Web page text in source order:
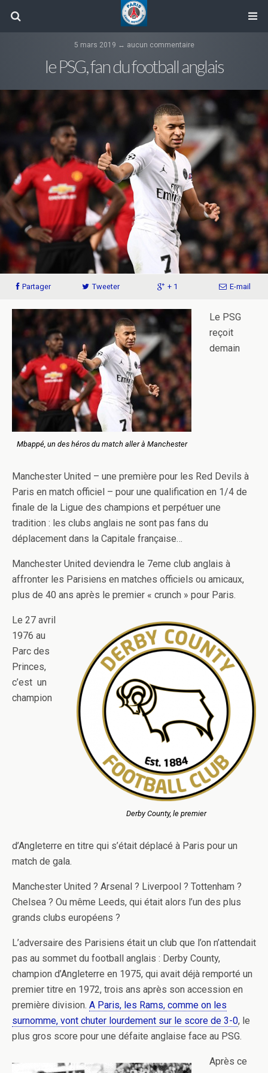
5 mars 2019 ↔ aucun commentaire
le PSG, fan du football anglais
Partager Tweeter + 1 E-mail
Mbappé, un des héros du match aller à Manchester
Le PSG
reçoit
demain
Manchester United – une première pour les Red Devils à
Paris en match officiel – pour une qualification en 1/4 de
finale de la Ligue des champions et perpétuer une
tradition : les clubs anglais ne sont pas fans du
déplacement dans la Capitale française…
Manchester United deviendra le 7eme club anglais à
affronter les Parisiens en matches officiels ou amicaux,
plus de 40 ans après le premier « crunch » pour Paris.
Derby County, le premier
Le 27 avril
1976 au
Parc des
Princes,
c’est un
champion
d’Angleterre en titre qui s’était déplacé à Paris pour un
match de gala.
Manchester United ? Arsenal ? Liverpool ? Tottenham ?
Chelsea ? Ou même Leeds, qui était alors l’un des plus
grands clubs européens ?
L’adversaire des Parisiens était un club que l’on n’attendait
pas au sommet du football anglais : Derby County,
champion d’Angleterre en 1975, qui avait déjà remporté un
premier titre en 1972, trois ans après son accession en
première division. A Paris, les Rams, comme on les
surnomme, vont chuter lourdement sur le score de 3-0, le
plus gros score pour une défaite anglaise face au PSG.
Après ce